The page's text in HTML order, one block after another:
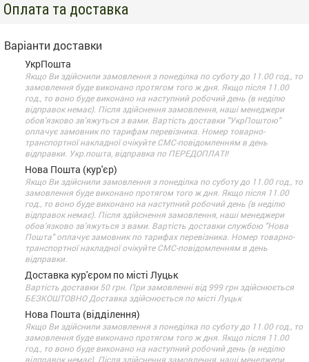
Оплата та доставка
Варіанти доставки
УкрПошта
Якщо Ви здійснили замовлення з понеділка по суботу до 11.00 год., то
замовлення буде виконано протягом того ж дня. Якщо після 11.00
год., то воно буде виконано на наступний робочий день (в неділю
відправок немає). Після здійснення замовлення, наші менеджери
обов'язково зв'яжуться з вами. Вартість доставки "УкрПоштою"
оплачує замовник по тарифам перевізника. Номер товарно-
транспортної накладної очікуйте СМС-повідомленням в день
відправки. Укр.пошта, відправка по ПЕРЕДОПЛАТІ!
Нова Пошта (кур'єр)
Якщо Ви здійснили замовлення з понеділка по суботу до 11.00 год., то
замовлення буде виконано протягом того ж дня. Якщо після 11.00
год., то воно буде виконано на наступний робочий день (в неділю
відправок немає). Після здійснення замовлення, наші менеджери
обов'язково зв'яжуться з вами. Вартість доставки службою "Нова
Пошта" оплачує замовник по тарифах перевізника. Номер товарно-
транспортної накладної очікуйте СМС-повідомленням в день
відправки.
Доставка кур'єром по місті Луцьк
Вартість доставки 50 грн. При замовленні від 999 грн здійснюється
БЕЗКОШТОВНО Доставка здійснюється по місті Луцьк
Нова Пошта (відділення)
Якщо Ви здійснили замовлення з понеділка по суботу до 11.00 год., то
замовлення буде виконано протягом того ж дня. Якщо після 11.00
год., то воно буде виконано на наступний робочий день (в неділю
відправок немає). Після здійснення замовлення, наші менеджери